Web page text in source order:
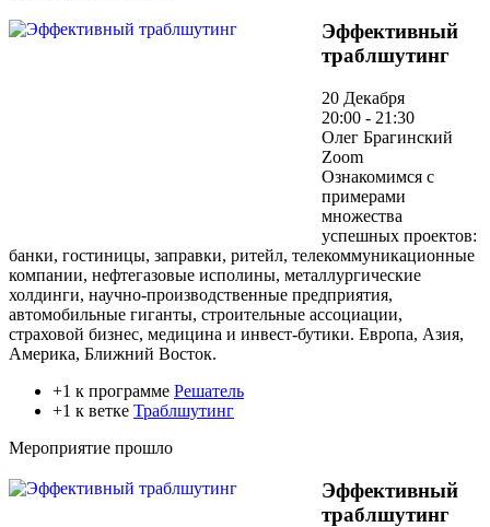
Эффективный
траблшутинг
20 Декабря
20:00 - 21:30
Олег Брагинский
Zoom
Ознакомимся с
примерами
множества
успешных проектов:
банки, гостиницы, заправки, ритейл, телекоммуникационные
компании, нефтегазовые исполины, металлургические
холдинги, научно-производственные предприятия,
автомобильные гиганты, строительные ассоциации,
страховой бизнес, медицина и инвест-бутики. Европа, Азия,
Америка, Ближний Восток.
+1 к программе Решатель
+1 к ветке Траблшутинг
Мероприятие прошло
Эффективный
траблшутинг